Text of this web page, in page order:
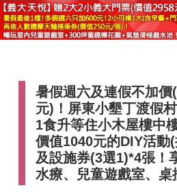
首 頁
好康優惠
最新消息
最新留言
暑假週六及連假不加價
元)！屏東小墾丁渡假
1食升等住小木屋樓中
價值1040元的DIY活動
及設施券(3選1)*4張！
水療、兒童遊戲室、桌